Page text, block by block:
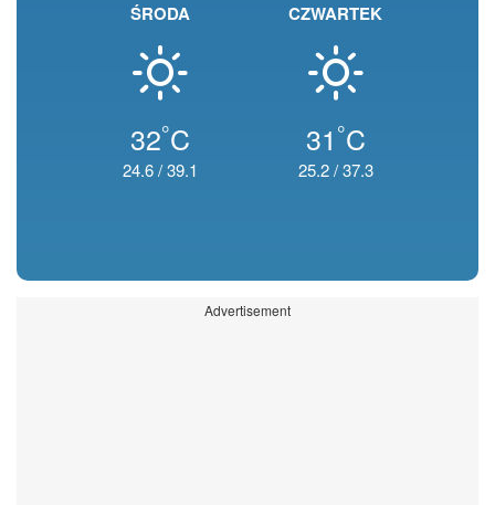
ŚRODA
32°C
24.6/39.1
CZWARTEK
31 °C
25.2/37.3
Advertisement